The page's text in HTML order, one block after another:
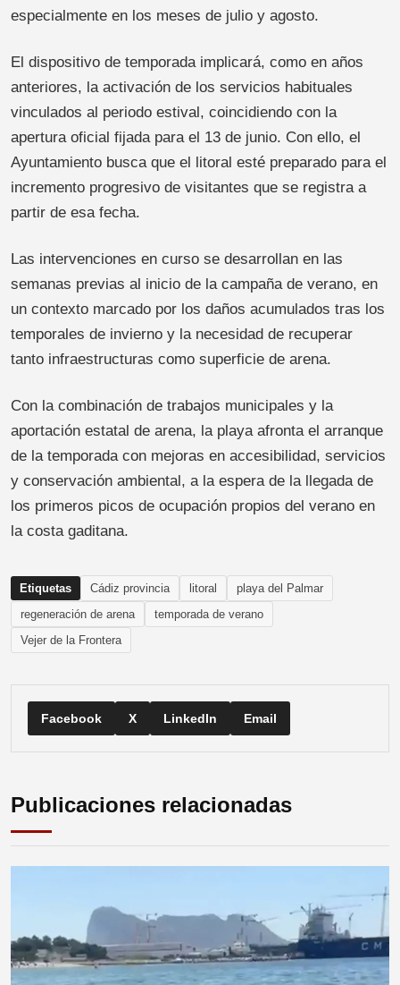
especialmente en los meses de julio y agosto.
El dispositivo de temporada implicará, como en años
anteriores, la activación de los servicios habituales
vinculados al periodo estival, coincidiendo con la
apertura oficial fijada para el 13 de junio. Con ello, el
Ayuntamiento busca que el litoral esté preparado para el
incremento progresivo de visitantes que se registra a
partir de esa fecha.
Las intervenciones en curso se desarrollan en las
semanas previas al inicio de la campaña de verano, en
un contexto marcado por los daños acumulados tras los
temporales de invierno y la necesidad de recuperar
tanto infraestructuras como superficie de arena.
Con la combinación de trabajos municipales y la
aportación estatal de arena, la playa afronta el arranque
de la temporada con mejoras en accesibilidad, servicios
y conservación ambiental, a la espera de la llegada de
los primeros picos de ocupación propios del verano en
la costa gaditana.
Etiquetas Cádiz provincia litoral
playa del Palmar
regeneración de arena
temporada de verano
Vejer de la Frontera
Facebook X LinkedIn Email
Publicaciones relacionadas